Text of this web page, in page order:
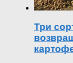
Три